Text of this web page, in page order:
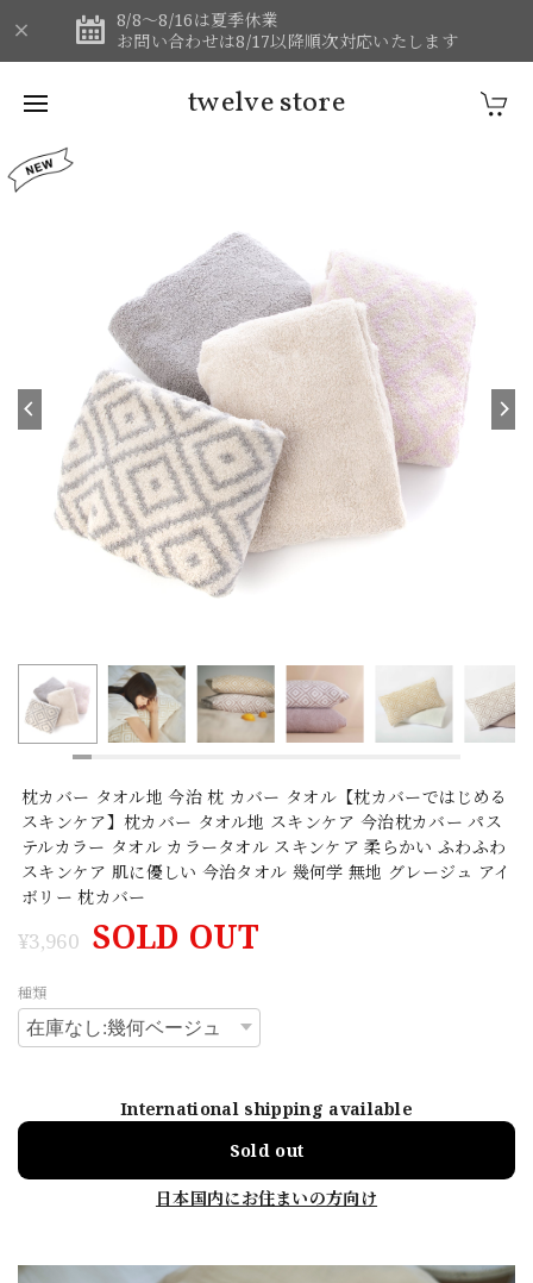
8/8～8/16は夏季休業
お問い合わせは8/17以降順次対応いたします
twelve store
枕カバー タオル地 今治 枕 カバー タオル【枕カバーではじめる
スキンケア】枕カバー タオル地 スキンケア 今治枕カバー パス
テルカラー タオル カラータオル スキンケア 柔らかい ふわふわ
スキンケア 肌に優しい 今治タオル 幾何学 無地 グレージュ アイ
ボリー 枕カバー
¥3,960 SOLD OUT
種類
International shipping available
Sold out
日本国内にお住まいの方向け